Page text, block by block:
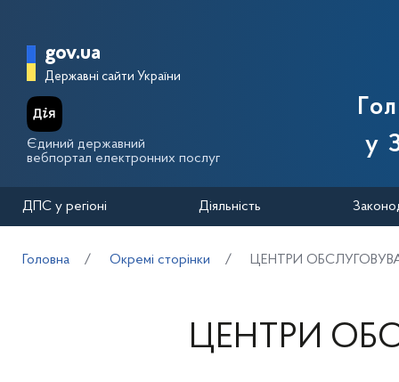
Головна сторінка Державної
gov.ua
Державні сайти України
Єдиний державний
вебпортал електронних послуг
у
ДПС у регіоні Діяльність
Головна Окремі сторінки ЦЕНТРИ
ЦЕНТРИ